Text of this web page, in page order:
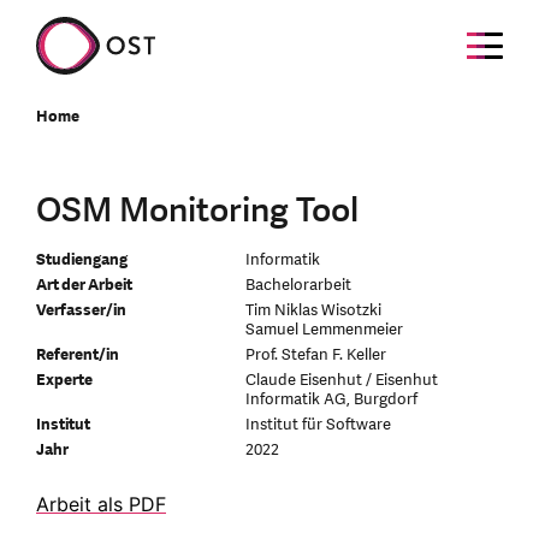
Home
OSM Monitoring Tool
Studiengang
Informatik
Art der Arbeit
Bachelorarbeit
Verfasser/in
Tim Niklas Wisotzki
Samuel Lemmenmeier
Referent/in
Prof. Stefan F. Keller
Experte
Claude Eisenhut / Eisenhut
Informatik AG, Burgdorf
Institut
Institut für Software
Jahr
2022
Arbeit als PDF